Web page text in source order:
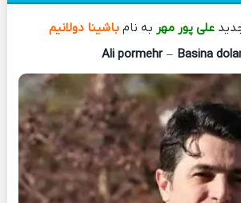
علی پور مهر به نام باشینا دولانیم
Ali pormehr – Basina